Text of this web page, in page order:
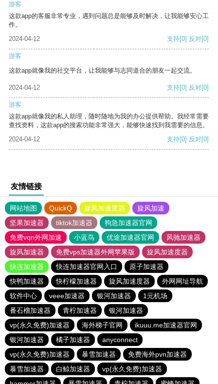
游客
这款app的客服非常专业，遇到问题总是能够及时解决，让我能够安心工
作。
2024-04-12
支持[0] 反对[0]
游客
这款app就像我的社交平台，让我能够与志同道合的朋友一起交流。
2024-04-12 支持[0] 反对[0]
游客
这款app就像我的私人助理，随时随地为我的办公提供帮助。我经常需要
查找资料，这款app的搜索功能非常强大，能够快速找到我需要的信息。
2024-04-12
支持[0] 反对[0]
友情链接
网站地图 QuickQ 旋风加速度器
旋风加速
坚果加速器
tiktok加速器
狗急加速器官网
免费vqn外网加速
小蓝鸟 优途加速器官网
风驰加速器
旋风加速器
免费vps加速器外网苹果版
旋风加速度器
快连加速器
快连加速器官网入口
原子加速器
快鸭加速器
快柠檬加速器 旋风加速度器
外网网址导航
软件中心
veee加速器 银河加速器
1元机场
番石榴加速器
青柠加速器
银河加速器
vp(永久免费)加速器
海外梯子官网
ikuuu.me加速器官网
银河加速器
橘子加速器
anyconnect
vp(永久免费)加速器
暴雪加速器
免费海外pvn加速器
暴雪加速器
白鲸加速器
vp(永久免费)加速器